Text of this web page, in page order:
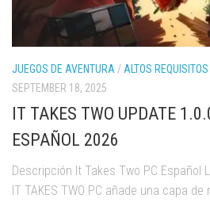
JUEGOS DE AVENTURA / ALTOS REQUISITOS
SEPTEMBER 18, 2025
IT TAKES TWO UPDATE
ESPAÑOL 2026
Descripción It Takes Two PC Español
IT TAKES TWO PC añade una capa de